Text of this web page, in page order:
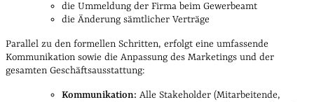
die Ummeldung der Firma beim Gewerbeamt
die Änderung sämtlicher Verträge
Parallel zu den formellen Schritten, erfolgt eine umfassende
Kommunikation sowie die Anpassung des Marketings und der
gesamten Geschäftsausstattung:
Kommunikation: Alle Stakeholder (Mitarbeitende,